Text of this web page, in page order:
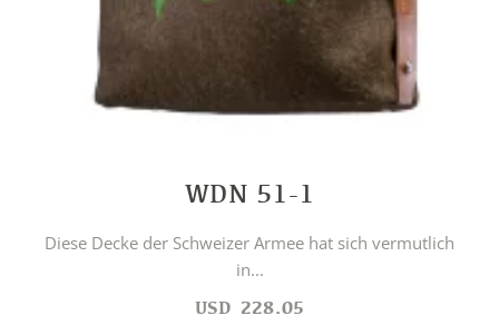
WDN 51-1
Diese Decke der Schweizer Armee hat sich vermutlich
in...
USD 228.05